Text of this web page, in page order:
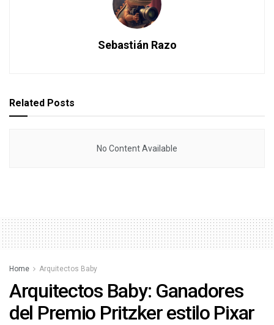
Sebastián Razo
Related Posts
No Content Available
Home Arquitectos Baby
Arquitectos Baby: Ganadores
del Premio Pritzker estilo Pixar